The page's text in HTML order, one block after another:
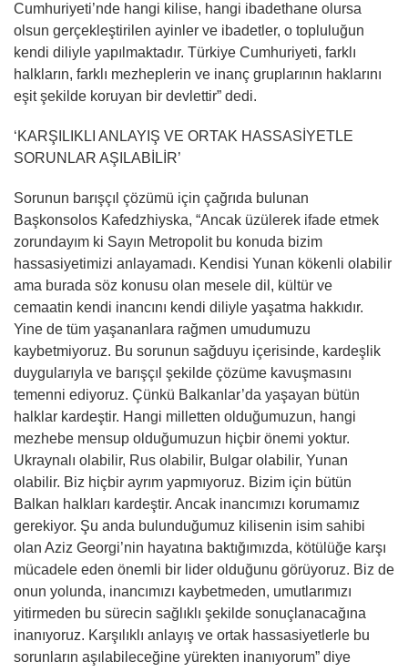
Cumhuriyeti’nde hangi kilise, hangi ibadethane olursa
olsun gerçekleştirilen ayinler ve ibadetler, o topluluğun
kendi diliyle yapılmaktadır. Türkiye Cumhuriyeti, farklı
halkların, farklı mezheplerin ve inanç gruplarının haklarını
eşit şekilde koruyan bir devlettir” dedi.
‘KARŞILIKLI ANLAYIŞ VE ORTAK HASSASİYETLE
SORUNLAR AŞILABİLİR’
Sorunun barışçıl çözümü için çağrıda bulunan
Başkonsolos Kafedzhiyska, “Ancak üzülerek ifade etmek
zorundayım ki Sayın Metropolit bu konuda bizim
hassasiyetimizi anlayamadı. Kendisi Yunan kökenli olabilir
ama burada söz konusu olan mesele dil, kültür ve
cemaatin kendi inancını kendi diliyle yaşatma hakkıdır.
Yine de tüm yaşananlara rağmen umudumuzu
kaybetmiyoruz. Bu sorunun sağduyu içerisinde, kardeşlik
duygularıyla ve barışçıl şekilde çözüme kavuşmasını
temenni ediyoruz. Çünkü Balkanlar’da yaşayan bütün
halklar kardeştir. Hangi milletten olduğumuzun, hangi
mezhebe mensup olduğumuzun hiçbir önemi yoktur.
Ukraynalı olabilir, Rus olabilir, Bulgar olabilir, Yunan
olabilir. Biz hiçbir ayrım yapmıyoruz. Bizim için bütün
Balkan halkları kardeştir. Ancak inancımızı korumamız
gerekiyor. Şu anda bulunduğumuz kilisenin isim sahibi
olan Aziz Georgi’nin hayatına baktığımızda, kötülüğe karşı
mücadele eden önemli bir lider olduğunu görüyoruz. Biz de
onun yolunda, inancımızı kaybetmeden, umutlarımızı
yitirmeden bu sürecin sağlıklı şekilde sonuçlanacağına
inanıyoruz. Karşılıklı anlayış ve ortak hassasiyetlerle bu
sorunların aşılabileceğine yürekten inanıyorum” diye